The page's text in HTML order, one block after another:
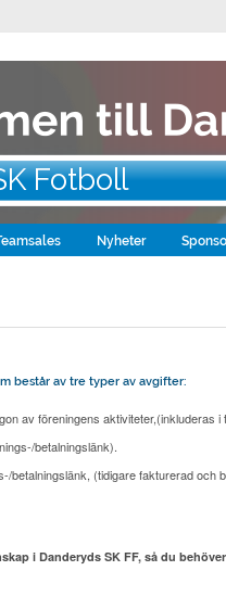
Fotboll
Nyheter
består av tre typer av avgifter:
av föreningens aktiviteter,(inkluderas i
betalningslänk).
betalningslänk, (tidigare fakturerad och
i Danderyds SK FF, så du